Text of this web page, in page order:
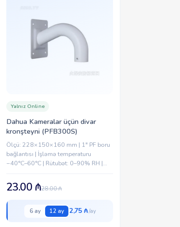
Dahua Kameralar üçün divar
kronşteyni (PFB300S)
Yalnız Online
Ölçü: 228×150×160 mm | 1″ PF boru
bağlantısı | İşləmə temperaturu
−40°C–60°C | Rütubət: 0–90% RH |
Uyğun modellər: PFA100,...
28.00₼
23.00 ₼
6 ay 12 ay 2,75 ₼